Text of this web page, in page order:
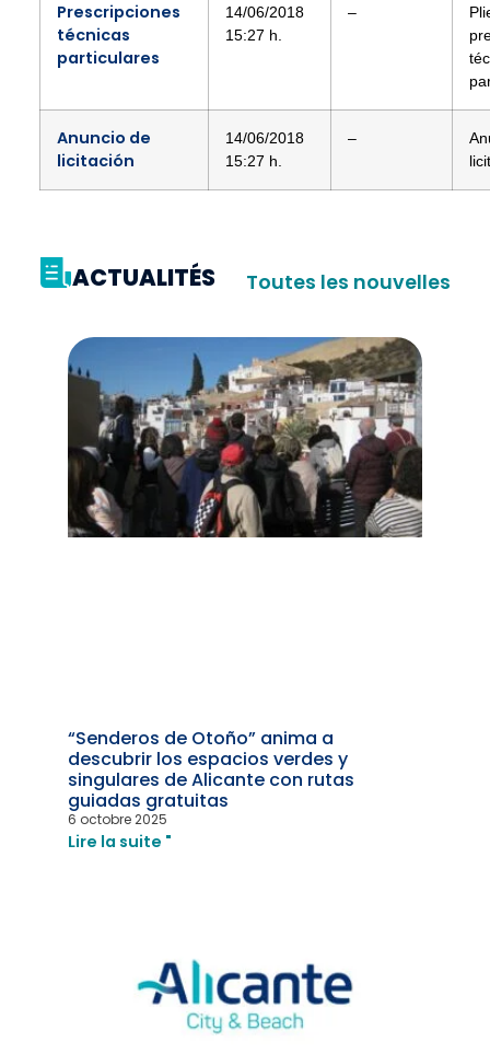
Prescripciones
técnicas
particulares
14/06/2018
15:27 h.
–
Anuncio de
licitación
14/06/2018
15:27 h.
–
ACTUALITÉS Toutes les nouvelles
“Senderos de Otoño” anima a
descubrir los espacios verdes y
singulares de Alicante con rutas
guiadas gratuitas
6 octobre 2025
Lire la suite "